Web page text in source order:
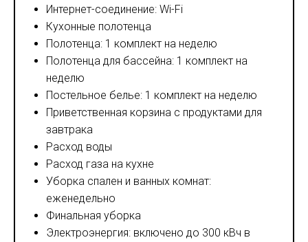
Интернет-соединение: Wi-Fi
Кухонные полотенца
Полотенца: 1 комплект на неделю
Полотенца для бассейна: 1 комплект на
неделю
Постельное белье: 1 комплект на неделю
Приветственная корзина с продуктами для
завтрака
Расход воды
Расход газа на кухне
Уборка спален и ванных комнат:
еженедельно
Финальная уборка
Электроэнергия: включено до 300 кВч в